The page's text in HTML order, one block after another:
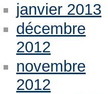
janvier 2013
décembre
2012
novembre
2012